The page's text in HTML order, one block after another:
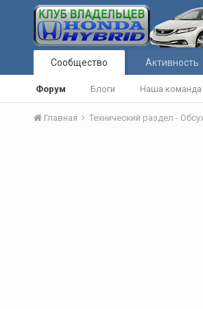
Сообщество
Форум Блоги Наша команда
Активность
Главная Технический раздел -